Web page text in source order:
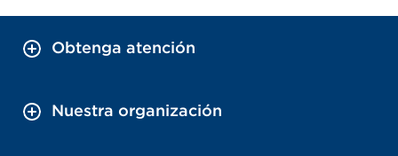
Obtenga atención
Nuestra organización